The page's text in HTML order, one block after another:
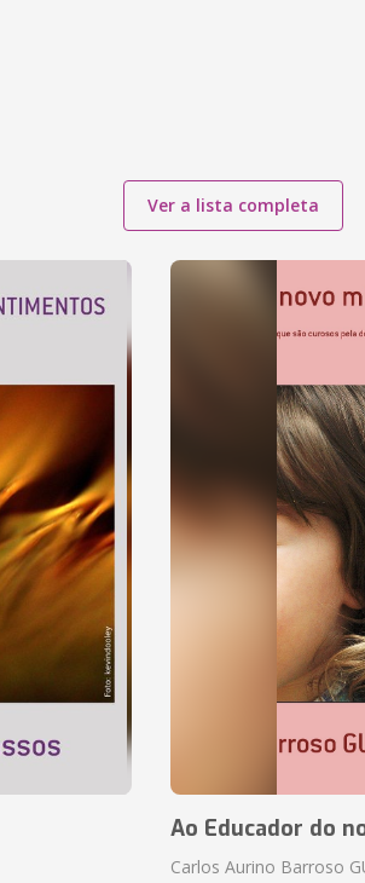
Ver a lista completa
Ao Educador do
Carlos Aurino Barroso